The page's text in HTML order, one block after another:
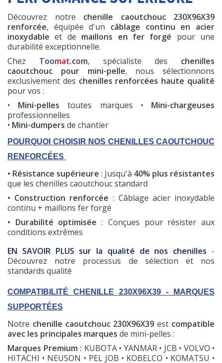
(7 avis)
Chenille Premium
+ 230x96x39
A partir de
261,25 €HT
Commander
Découvrez notre chenille caoutchouc 230X96X39
renforcée, équipée d'un câblage continu en acier
inoxydable et de maillons en fer forgé pour une
durabilité exceptionnelle.
Chez Toomat.com, spécialiste des chenilles
caoutchouc pour mini-pelle, nous sélectionnons
exclusivement des chenilles renforcées haute qualité
pour vos :
• Mini-pelles toutes marques • Mini-chargeuses
professionnelles
• Mini-dumpers de chantier
POURQUOI CHOISIR NOS CHENILLES CAOUTCHOUC
RENFORCÉES
• Résistance supérieure : Jusqu'à 40% plus résistantes
que les chenilles caoutchouc standard
• Construction renforcée : Câblage acier inoxydable
continu + maillons fer forgé
• Durabilité optimisée : Conçues pour résister aux
conditions extrêmes
EN SAVOIR PLUS sur la qualité de nos chenilles -
Découvrez notre processus de sélection et nos
standards qualité
COMPATIBILITÉ CHENILLE 230X96X39 - MARQUES
SUPPORTÉES
Notre chenille caoutchouc 230X96X39est compatible
avec les principales marques de mini-pelles :
Marques Premium : KUBOTA • YANMAR • JCB • VOLVO •
HITACHI • NEUSON • PEL JOB • KOBELCO • KOMATSU •